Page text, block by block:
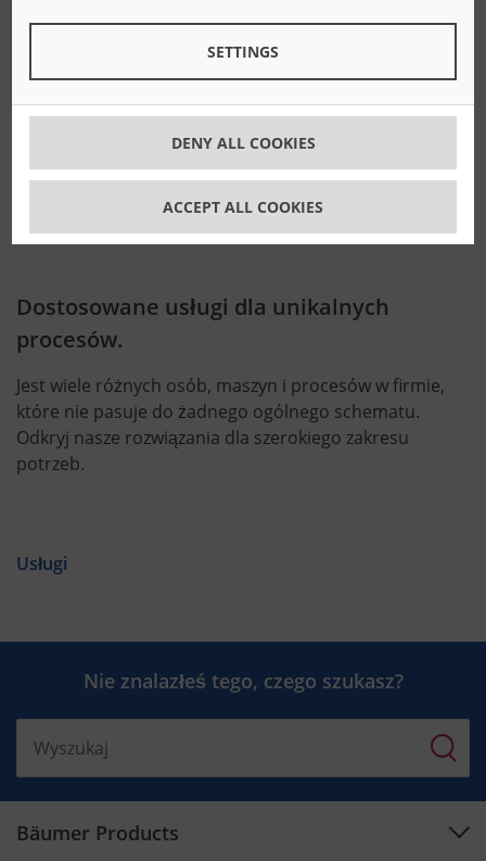
Oprogramowania
Dostosowane usługi dla unikalnych
procesów.
Jest wiele różnych osób, maszyn i procesów w firmie,
które nie pasuje do żadnego ogólnego schematu.
Odkryj nasze rozwiązania dla szerokiego zakresu
potrzeb.
Usługi
Nie znalazłeś tego, czego szukasz?
Bäumer Products
SETTINGS
DENY ALL COOKIES
ACCEPT ALL COOKIES